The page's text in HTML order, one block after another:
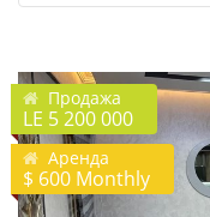
Продажа
LE 5 200 000
Аренда
$ 600 Monthly